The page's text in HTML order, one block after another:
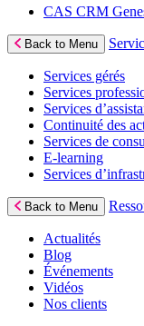
CAS CRM
Back to Menu
Services gérés
Services
Services
Continuité des
Services de
E‑learning
Services
Back to Menu
Actualités
Blog
Événements
Vidéos
Nos clients